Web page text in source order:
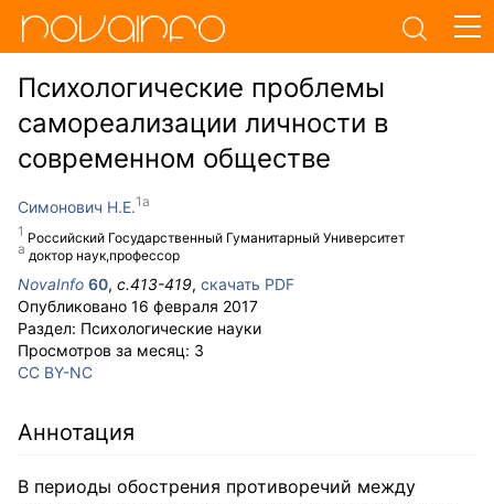
Психологические проблемы
самореализации личности в
современном обществе
Симонович Н.Е.
Российский Государственный Гуманитарный Университет
доктор наук,профессор
NovaInfo 60, с.413-419, скачать PDF
Опубликовано 16 февраля 2017
Раздел: Психологические науки
Просмотров за месяц: 3
CC BY-NC
Аннотация
В периоды обострения противоречий между